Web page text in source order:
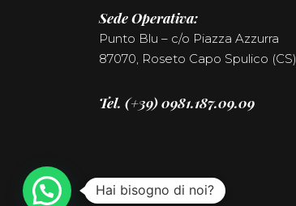
Sede Operativa:
Punto Blu – c/o Piazza Azzurra
87070, Roseto Capo Spulico (CS)
Tel. (+39) 0981.187.09.09
Hai bisogno di noi?